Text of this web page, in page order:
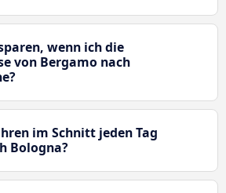
wenn ich die
von Bergamo nach
im Schnitt jeden Tag
Bologna?